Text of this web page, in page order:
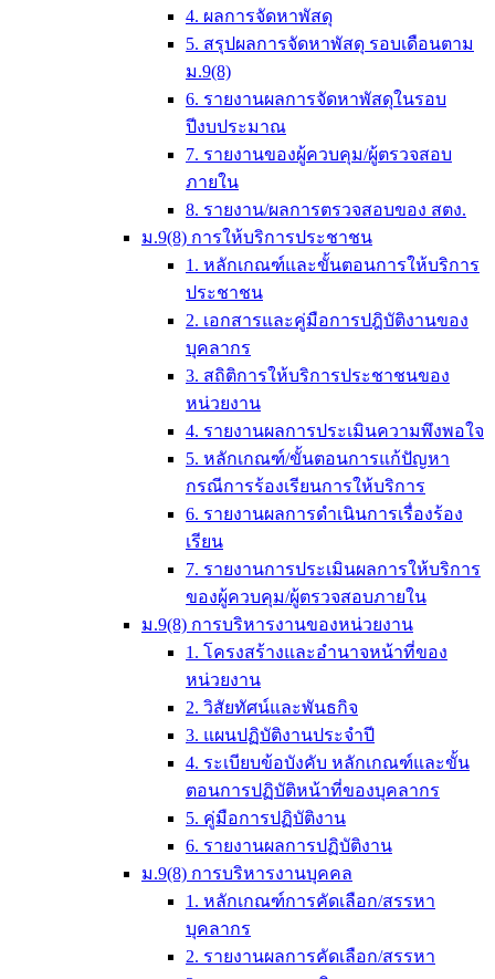
4. ผลการจัดหาพัสดุ
5. สรุปผลการจัดหาพัสดุ รอบเดือนตาม
ม.9(8)
6. รายงานผลการจัดหาพัสดุในรอบ
ปีงบประมาณ
7. รายงานของผู้ควบคุม/ผู้ตรวจสอบ
ภายใน
8. รายงาน/ผลการตรวจสอบของ สตง.
ม.9(8) การให้บริการประชาชน
1. หลักเกณฑ์และขั้นตอนการให้บริการ
ประชาชน
2. เอกสารและคู่มือการปฎิบัติงานของ
บุคลากร
3. สถิติการให้บริการประชาชนของ
หน่วยงาน
4. รายงานผลการประเมินความพึงพอใจ
5. หลักเกณฑ์/ขั้นตอนการแก้ปัญหา
กรณีการร้องเรียนการให้บริการ
6. รายงานผลการดำเนินการเรื่องร้อง
เรียน
7. รายงานการประเมินผลการให้บริการ
ของผู้ควบคุม/ผู้ตรวจสอบภายใน
ม.9(8) การบริหารงานของหน่วยงาน
1. โครงสร้างและอำนาจหน้าที่ของ
หน่วยงาน
2. วิสัยทัศน์และพันธกิจ
3. แผนปฏิบัติงานประจำปี
4. ระเบียบข้อบังคับ หลักเกณฑ์และขั้น
ตอนการปฏิบัติหน้าที่ของบุคลากร
5. คู่มือการปฏิบัติงาน
6. รายงานผลการปฏิบัติงาน
ม.9(8) การบริหารงานบุคคล
1. หลักเกณฑ์การคัดเลือก/สรรหา
บุคลากร
2. รายงานผลการคัดเลือก/สรรหา